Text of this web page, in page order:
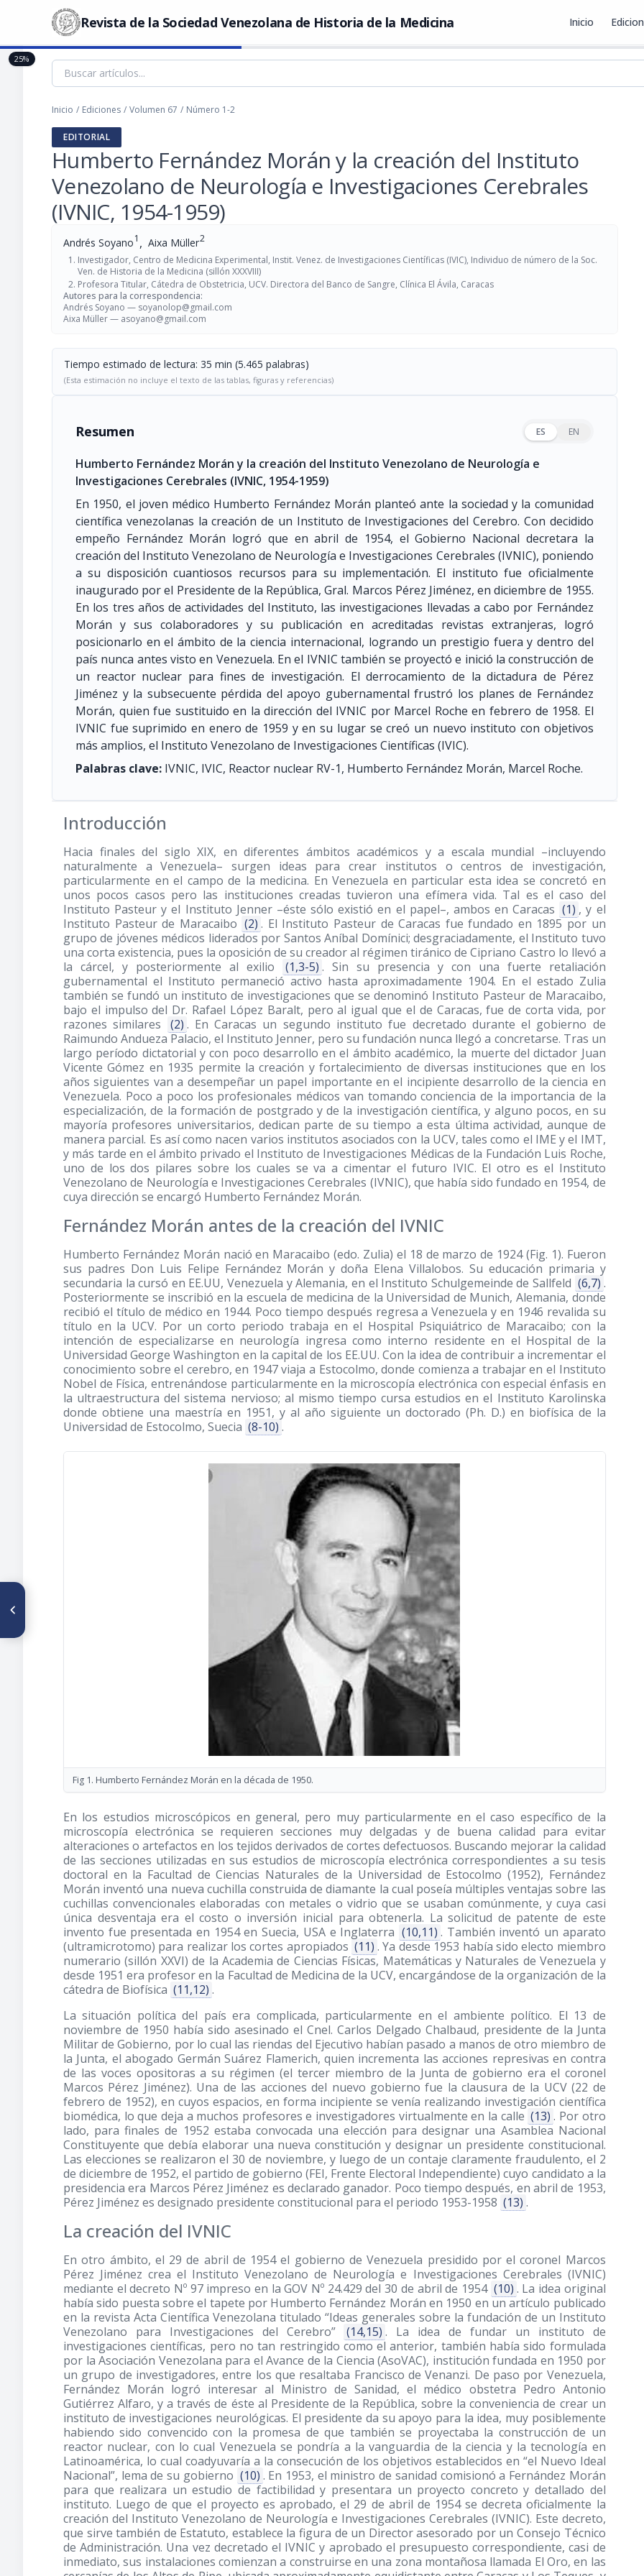
Revista de la Sociedad Venezolana de Historia de la Medicina Inicio
Inicio / Ediciones / Volumen 67 / Número 1-2
EDITORIAL
Humberto Fernández Morán y la creación del Instituto
Venezolano de Neurología e Investigaciones Cerebrales
(IVNIC, 1954-1959)
Andrés Soyano1 , Aixa Müller2
Investigador, Centro de Medicina Experimental, Instit. Venez. de Investigaciones Científicas (IVIC), Individuo de número de la Soc.
Ven. de Historia de la Medicina (sillón XXXVIII)
Profesora Titular, Cátedra de Obstetricia, UCV. Directora del Banco de Sangre, Clínica El Ávila, Caracas
Autores para la correspondencia:
Andrés Soyano — soyanolop@gmail.com
Aixa Müller — asoyano@gmail.com
Tiempo estimado de lectura: 35 min (5.465 palabras)
(Esta estimación no incluye el texto de las tablas, figuras y referencias)
Resumen ES EN
Humberto Fernández Morán y la creación del Instituto Venezolano de Neurología e
Investigaciones Cerebrales (IVNIC, 1954-1959)
En 1950, el joven médico Humberto Fernández Morán planteó ante la sociedad y la comunidad
científica venezolanas la creación de un Instituto de Investigaciones del Cerebro. Con decidido
empeño Fernández Morán logró que en abril de 1954, el Gobierno Nacional decretara la
creación del Instituto Venezolano de Neurología e Investigaciones Cerebrales (IVNIC), poniendo
a su disposición cuantiosos recursos para su implementación. El instituto fue oficialmente
inaugurado por el Presidente de la República, Gral. Marcos Pérez Jiménez, en diciembre de 1955.
En los tres años de actividades del Instituto, las investigaciones llevadas a cabo por Fernández
Morán y sus colaboradores y su publicación en acreditadas revistas extranjeras, logró
posicionarlo en el ámbito de la ciencia internacional, logrando un prestigio fuera y dentro del
país nunca antes visto en Venezuela. En el IVNIC también se proyectó e inició la construcción de
un reactor nuclear para fines de investigación. El derrocamiento de la dictadura de Pérez
Jiménez y la subsecuente pérdida del apoyo gubernamental frustró los planes de Fernández
Morán, quien fue sustituido en la dirección del IVNIC por Marcel Roche en febrero de 1958. El
IVNIC fue suprimido en enero de 1959 y en su lugar se creó un nuevo instituto con objetivos
más amplios, el Instituto Venezolano de Investigaciones Científicas (IVIC).
Palabras clave: IVNIC, IVIC, Reactor nuclear RV-1, Humberto Fernández Morán, Marcel Roche.
Introducción
Hacia finales del siglo XIX, en diferentes ámbitos académicos y a escala mundial –incluyendo
naturalmente a Venezuela– surgen ideas para crear institutos o centros de investigación,
particularmente en el campo de la medicina. En Venezuela en particular esta idea se concretó en
unos pocos casos pero las instituciones creadas tuvieron una efímera vida. Tal es el caso del
Instituto Pasteur y el Instituto Jenner –éste sólo existió en el papel–, ambos en Caracas (1) , y el
Instituto Pasteur de Maracaibo (2) . El Instituto Pasteur de Caracas fue fundado en 1895 por un
grupo de jóvenes médicos liderados por Santos Aníbal Domínici; desgraciadamente, el Instituto tuvo
una corta existencia, pues la oposición de su creador al régimen tiránico de Cipriano Castro lo llevó a
la cárcel, y posteriormente al exilio
(1,3-5) . Sin su presencia y con una fuerte retaliación
gubernamental el Instituto permaneció activo hasta aproximadamente 1904. En el estado Zulia
también se fundó un instituto de investigaciones que se denominó Instituto Pasteur de Maracaibo,
bajo el impulso del Dr. Rafael López Baralt, pero al igual que el de Caracas, fue de corta vida, por
razones similares
(2) . En Caracas un segundo instituto fue decretado durante el gobierno de
Raimundo Andueza Palacio, el Instituto Jenner, pero su fundación nunca llegó a concretarse. Tras un
largo período dictatorial y con poco desarrollo en el ámbito académico, la muerte del dictador Juan
Vicente Gómez en 1935 permite la creación y fortalecimiento de diversas instituciones que en los
años siguientes van a desempeñar un papel importante en el incipiente desarrollo de la ciencia en
Venezuela. Poco a poco los profesionales médicos van tomando conciencia de la importancia de la
especialización, de la formación de postgrado y de la investigación científica, y alguno pocos, en su
mayoría profesores universitarios, dedican parte de su tiempo a esta última actividad, aunque de
manera parcial. Es así como nacen varios institutos asociados con la UCV, tales como el IME y el IMT,
y más tarde en el ámbito privado el Instituto de Investigaciones Médicas de la Fundación Luis Roche,
uno de los dos pilares sobre los cuales se va a cimentar el futuro IVIC. El otro es el Instituto
Venezolano de Neurología e Investigaciones Cerebrales (IVNIC), que había sido fundado en 1954, de
cuya dirección se encargó Humberto Fernández Morán.
Fernández Morán antes de la creación del IVNIC
Humberto Fernández Morán nació en Maracaibo (edo. Zulia) el 18 de marzo de 1924 (Fig. 1). Fueron
sus padres Don Luis Felipe Fernández Morán y doña Elena Villalobos. Su educación primaria y
secundaria la cursó en EE.UU, Venezuela y Alemania, en el Instituto Schulgemeinde de Sallfeld (6,7) .
Posteriormente se inscribió en la escuela de medicina de la Universidad de Munich, Alemania, donde
recibió el título de médico en 1944. Poco tiempo después regresa a Venezuela y en 1946 revalida su
título en la UCV. Por un corto periodo trabaja en el Hospital Psiquiátrico de Maracaibo; con la
intención de especializarse en neurología ingresa como interno residente en el Hospital de la
Universidad George Washington en la capital de los EE.UU. Con la idea de contribuir a incrementar el
conocimiento sobre el cerebro, en 1947 viaja a Estocolmo, donde comienza a trabajar en el Instituto
Nobel de Física, entrenándose particularmente en la microscopía electrónica con especial énfasis en
la ultraestructura del sistema nervioso; al mismo tiempo cursa estudios en el Instituto Karolinska
donde obtiene una maestría en 1951, y al año siguiente un doctorado (Ph. D.) en biofísica de la
Universidad de Estocolmo, Suecia (8-10) .
Fig 1. Humberto Fernández Morán en la década de 1950.
En los estudios microscópicos en general, pero muy particularmente en el caso específico de la
microscopía electrónica se requieren secciones muy delgadas y de buena calidad para evitar
alteraciones o artefactos en los tejidos derivados de cortes defectuosos. Buscando mejorar la calidad
de las secciones utilizadas en sus estudios de microscopía electrónica correspondientes a su tesis
doctoral en la Facultad de Ciencias Naturales de la Universidad de Estocolmo (1952), Fernández
Morán inventó una nueva cuchilla construida de diamante la cual poseía múltiples ventajas sobre las
cuchillas convencionales elaboradas con metales o vidrio que se usaban comúnmente, y cuya casi
única desventaja era el costo o inversión inicial para obtenerla. La solicitud de patente de este
invento fue presentada en 1954 en Suecia, USA e Inglaterra (10,11) . También inventó un aparato
(ultramicrotomo) para realizar los cortes apropiados (11) . Ya desde 1953 había sido electo miembro
numerario (sillón XXVI) de la Academia de Ciencias Físicas, Matemáticas y Naturales de Venezuela y
desde 1951 era profesor en la Facultad de Medicina de la UCV, encargándose de la organización de la
cátedra de Biofísica (11,12) .
La situación política del país era complicada, particularmente en el ambiente político. El 13 de
noviembre de 1950 había sido asesinado el Cnel. Carlos Delgado Chalbaud, presidente de la Junta
Militar de Gobierno, por lo cual las riendas del Ejecutivo habían pasado a manos de otro miembro de
la Junta, el abogado Germán Suárez Flamerich, quien incrementa las acciones represivas en contra
de las voces opositoras a su régimen (el tercer miembro de la Junta de gobierno era el coronel
Marcos Pérez Jiménez). Una de las acciones del nuevo gobierno fue la clausura de la UCV (22 de
febrero de 1952), en cuyos espacios, en forma incipiente se venía realizando investigación científica
biomédica, lo que deja a muchos profesores e investigadores virtualmente en la calle (13) . Por otro
lado, para finales de 1952 estaba convocada una elección para designar una Asamblea Nacional
Constituyente que debía elaborar una nueva constitución y designar un presidente constitucional.
Las elecciones se realizaron el 30 de noviembre, y luego de un contaje claramente fraudulento, el 2
de diciembre de 1952, el partido de gobierno (FEI, Frente Electoral Independiente) cuyo candidato a la
presidencia era Marcos Pérez Jiménez es declarado ganador. Poco tiempo después, en abril de 1953,
Pérez Jiménez es designado presidente constitucional para el periodo 1953-1958 (13) .
La creación del IVNIC
En otro ámbito, el 29 de abril de 1954 el gobierno de Venezuela presidido por el coronel Marcos
Pérez Jiménez crea el Instituto Venezolano de Neurología e Investigaciones Cerebrales (IVNIC)
mediante el decreto Nº 97 impreso en la GOV Nº 24.429 del 30 de abril de 1954 (10) . La idea original
había sido puesta sobre el tapete por Humberto Fernández Morán en 1950 en un artículo publicado
en la revista Acta Científica Venezolana titulado “Ideas generales sobre la fundación de un Instituto
Venezolano para Investigaciones del Cerebro”
(14,15) . La idea de fundar un instituto de
investigaciones científicas, pero no tan restringido como el anterior, también había sido formulada
por la Asociación Venezolana para el Avance de la Ciencia (AsoVAC), institución fundada en 1950 por
un grupo de investigadores, entre los que resaltaba Francisco de Venanzi. De paso por Venezuela,
Fernández Morán logró interesar al Ministro de Sanidad, el médico obstetra Pedro Antonio
Gutiérrez Alfaro, y a través de éste al Presidente de la República, sobre la conveniencia de crear un
instituto de investigaciones neurológicas. El presidente da su apoyo para la idea, muy posiblemente
habiendo sido convencido con la promesa de que también se proyectaba la construcción de un
reactor nuclear, con lo cual Venezuela se pondría a la vanguardia de la ciencia y la tecnología en
Latinoamérica, lo cual coadyuvaría a la consecución de los objetivos establecidos en “el Nuevo Ideal
Nacional”, lema de su gobierno (10) . En 1953, el ministro de sanidad comisionó a Fernández Morán
para que realizara un estudio de factibilidad y presentara un proyecto concreto y detallado del
instituto. Luego de que el proyecto es aprobado, el 29 de abril de 1954 se decreta oficialmente la
creación del Instituto Venezolano de Neurología e Investigaciones Cerebrales (IVNIC). Este decreto,
que sirve también de Estatuto, establece la figura de un Director asesorado por un Consejo Técnico
de Administración. Una vez decretado el IVNIC y aprobado el presupuesto correspondiente, casi de
inmediato, sus instalaciones comienzan a construirse en una zona montañosa llamada El Oro, en las
25%